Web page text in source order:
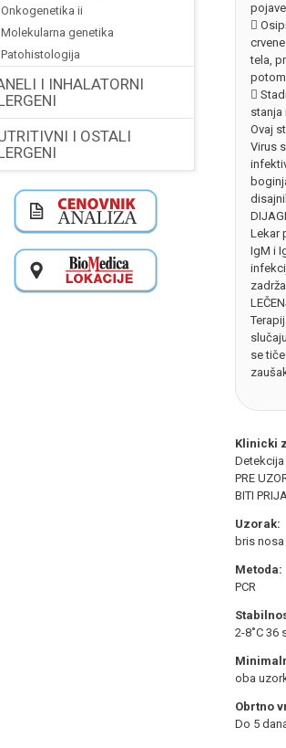

tela,

stanja
Ovaj
Virus
Lekar
IgM i
se
Klinicki
PRE
BITI
Uzorak:
bris
Metoda:
PCR
2-8˚C 36
oba
Obrtno
Do 5
onkogenetika ii
molekularna genetika
patohistologija
I INHALATORNI
I OSTALI